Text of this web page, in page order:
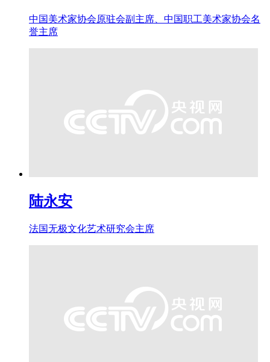
中国美术家协会原驻会副主席、中国职工美术家协会名
誉主席
陆永安
法国无极文化艺术研究会主席